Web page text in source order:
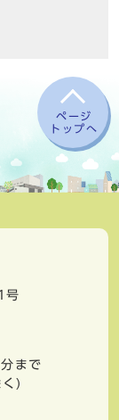
ページ
トップへ
号
まで
)